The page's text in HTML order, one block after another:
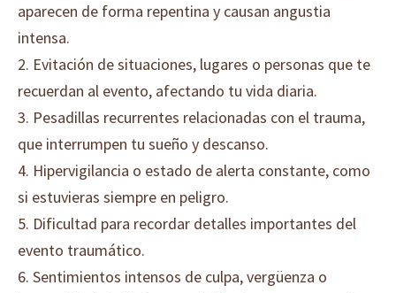
aparecen de forma repentina y causan angustia
intensa.
2. Evitación de situaciones, lugares o personas que te
recuerdan al evento, afectando tu vida diaria.
3. Pesadillas recurrentes relacionadas con el trauma,
que interrumpen tu sueño y descanso.
4. Hipervigilancia o estado de alerta constante, como
si estuvieras siempre en peligro.
5. Dificultad para recordar detalles importantes del
evento traumático.
6. Sentimientos intensos de culpa, vergüenza o